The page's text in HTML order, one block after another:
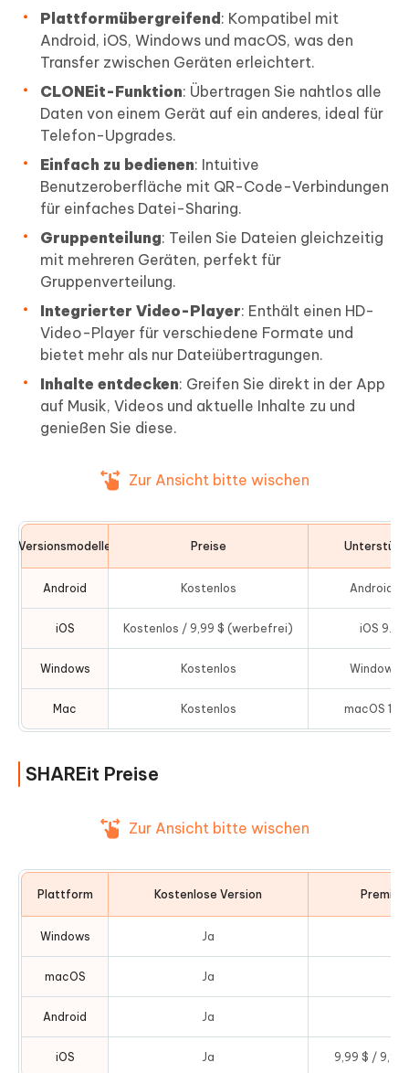
Plattformübergreifend : Kompatibel mit
Android, iOS, Windows und macOS, was den
Transfer zwischen Geräten erleichtert.
CLONEit-Funktion: Übertragen Sie nahtlos alle
Daten von einem Gerät auf ein anderes, ideal für
Telefon-Upgrades.
Einfach zu bedienen: Intuitive
Benutzeroberfläche mit QR-Code-Verbindungen
für einfaches Datei-Sharing.
Gruppenteilung: Teilen Sie Dateien gleichzeitig
mit mehreren Geräten, perfekt für
Gruppenverteilung.
Integrierter Video-Player: Enthält einen HD-
Video-Player für verschiedene Formate und
bietet mehr als nur Dateiübertragungen.
Inhalte entdecken: Greifen Sie direkt in der App
auf Musik, Videos und aktuelle Inhalte zu und
genießen Sie diese.
Zur Ansicht bitte wischen
Versionsmodelle Preise
Android Kostenlos Android
iOS Kostenlos / 9,99 $ (werbefrei) iOS 9.0
Windows Kostenlos Windows
Mac Kostenlos macOS
SHAREit Preise
Zur Ansicht bitte wischen
Plattform Kostenlose Version
Windows Ja
macOS Ja
Android Ja
iOS Ja 9,99 $ /